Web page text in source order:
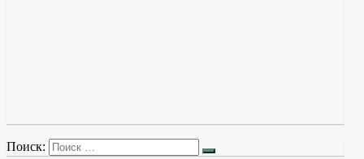
Поиск: